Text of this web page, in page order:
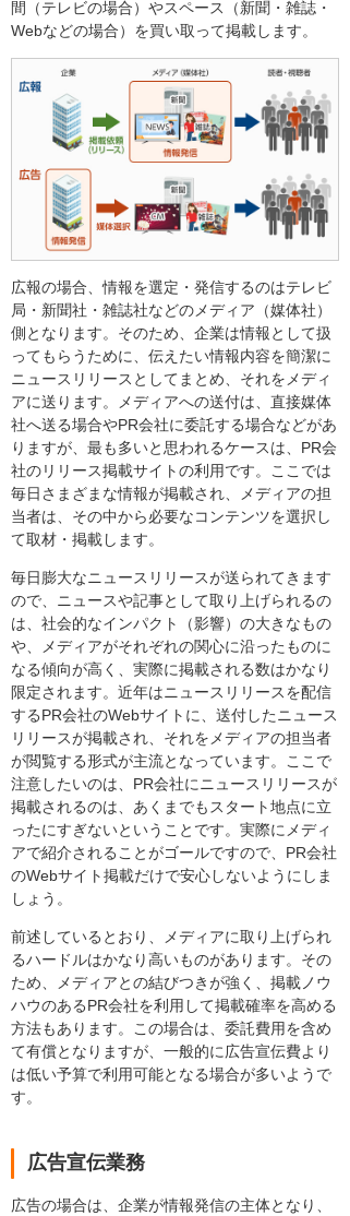
間（テレビの場合）やスペース（新聞・雑誌・
Webなどの場合）を買い取って掲載します。
広報の場合、情報を選定・発信するのはテレビ
局・新聞社・雑誌社などのメディア（媒体社）
側となります。そのため、企業は情報として扱
ってもらうために、伝えたい情報内容を簡潔に
ニュースリリースとしてまとめ、それをメディ
アに送ります。メディアへの送付は、直接媒体
社へ送る場合やPR会社に委託する場合などがあ
りますが、最も多いと思われるケースは、PR会
社のリリース掲載サイトの利用です。ここでは
毎日さまざまな情報が掲載され、メディアの担
当者は、その中から必要なコンテンツを選択し
て取材・掲載します。
毎日膨大なニュースリリースが送られてきます
ので、ニュースや記事として取り上げられるの
は、社会的なインパクト（影響）の大きなもの
や、メディアがそれぞれの関心に沿ったものに
なる傾向が高く、実際に掲載される数はかなり
限定されます。近年はニュースリリースを配信
するPR会社のWebサイトに、送付したニュース
リリースが掲載され、それをメディアの担当者
が閲覧する形式が主流となっています。ここで
注意したいのは、PR会社にニュースリリースが
掲載されるのは、あくまでもスタート地点に立
ったにすぎないということです。実際にメディ
アで紹介されることがゴールですので、PR会社
のWebサイト掲載だけで安心しないようにしま
しょう。
前述しているとおり、メディアに取り上げられ
るハードルはかなり高いものがあります。その
ため、メディアとの結びつきが強く、掲載ノウ
ハウのあるPR会社を利用して掲載確率を高める
方法もあります。この場合は、委託費用を含め
て有償となりますが、一般的に広告宣伝費より
は低い予算で利用可能となる場合が多いようで
す。
広告宣伝業務
広告の場合は、企業が情報発信の主体となり、